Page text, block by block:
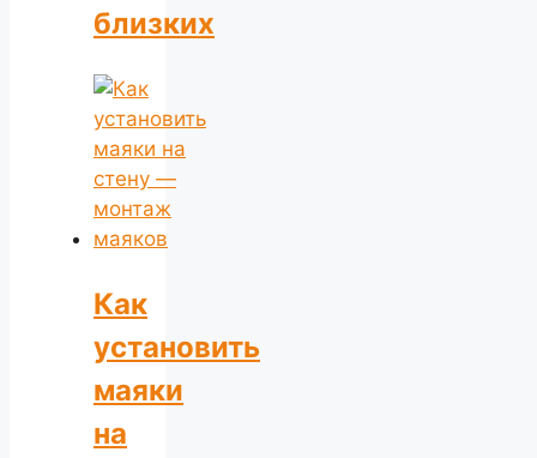
близких
Как
установить
маяки
на